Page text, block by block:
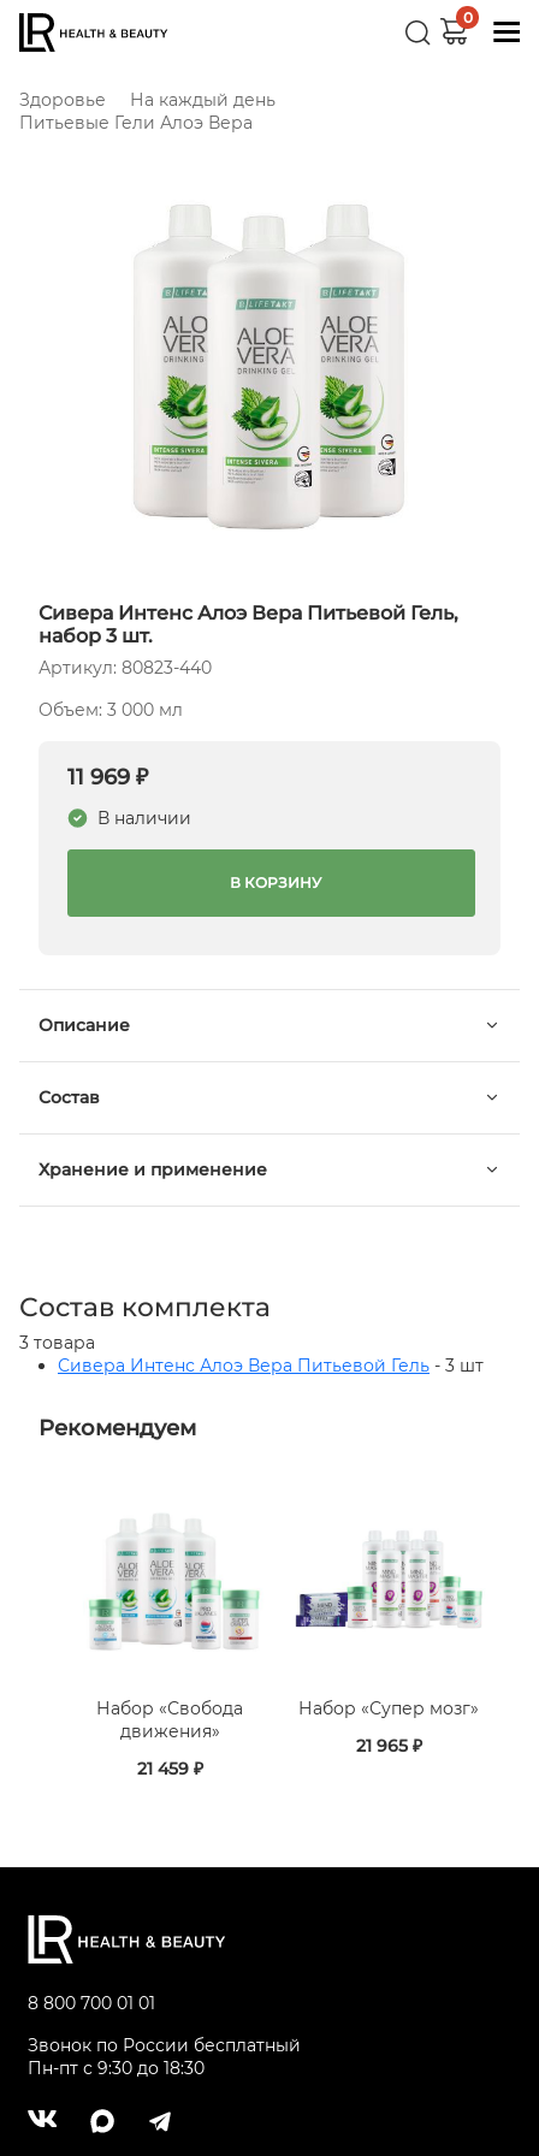
0
Здоровье
На каждый день
Питьевые Гели Алоэ Вера
Сивера Интенс Алоэ Вера Питьевой Гель,
набор 3 шт.
Артикул: 80823-440
Объем: 3 000 мл
11 969 ₽
В наличии
В КОРЗИНУ
Описание
Состав
Хранение и применение
Состав комплекта
3 товара
Сивера Интенс Алоэ Вера Питьевой Гель - 3 шт
Рекомендуем
Набор «Свобода
движения»
21 459 ₽
Набор «Супер мозг»
21 965 ₽
8 800 700 01 01
Звонок по России бесплатный
Пн-пт с 9:30 до 18:30